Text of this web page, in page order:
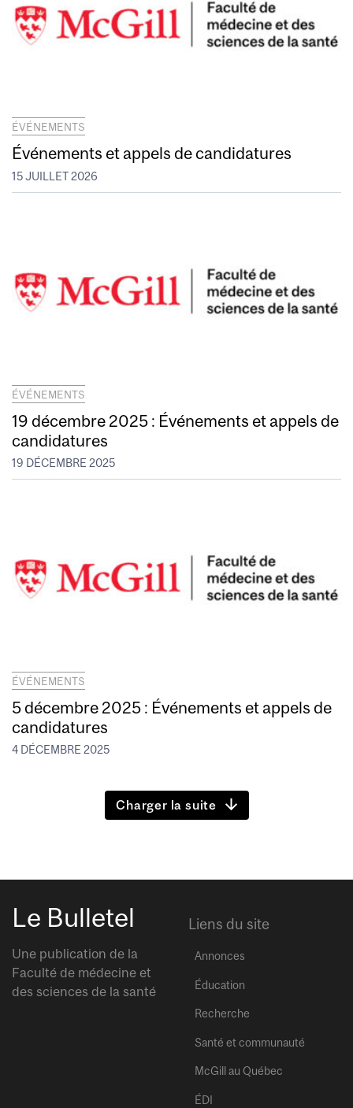
ÉVÉNEMENTS
Événements et appels de candidatures
15 JUILLET 2026
ÉVÉNEMENTS
19 décembre 2025 : Événements et appels de
candidatures
19 DÉCEMBRE 2025
ÉVÉNEMENTS
5 décembre 2025 : Événements et appels de
candidatures
4 DÉCEMBRE 2025
Charger la suite
Le Bulletel
Une publication de la
Faculté de médecine et
des sciences de la santé
Liens du site
Annonces
Éducation
Recherche
Santé et communauté
McGill au Québec
ÉDI